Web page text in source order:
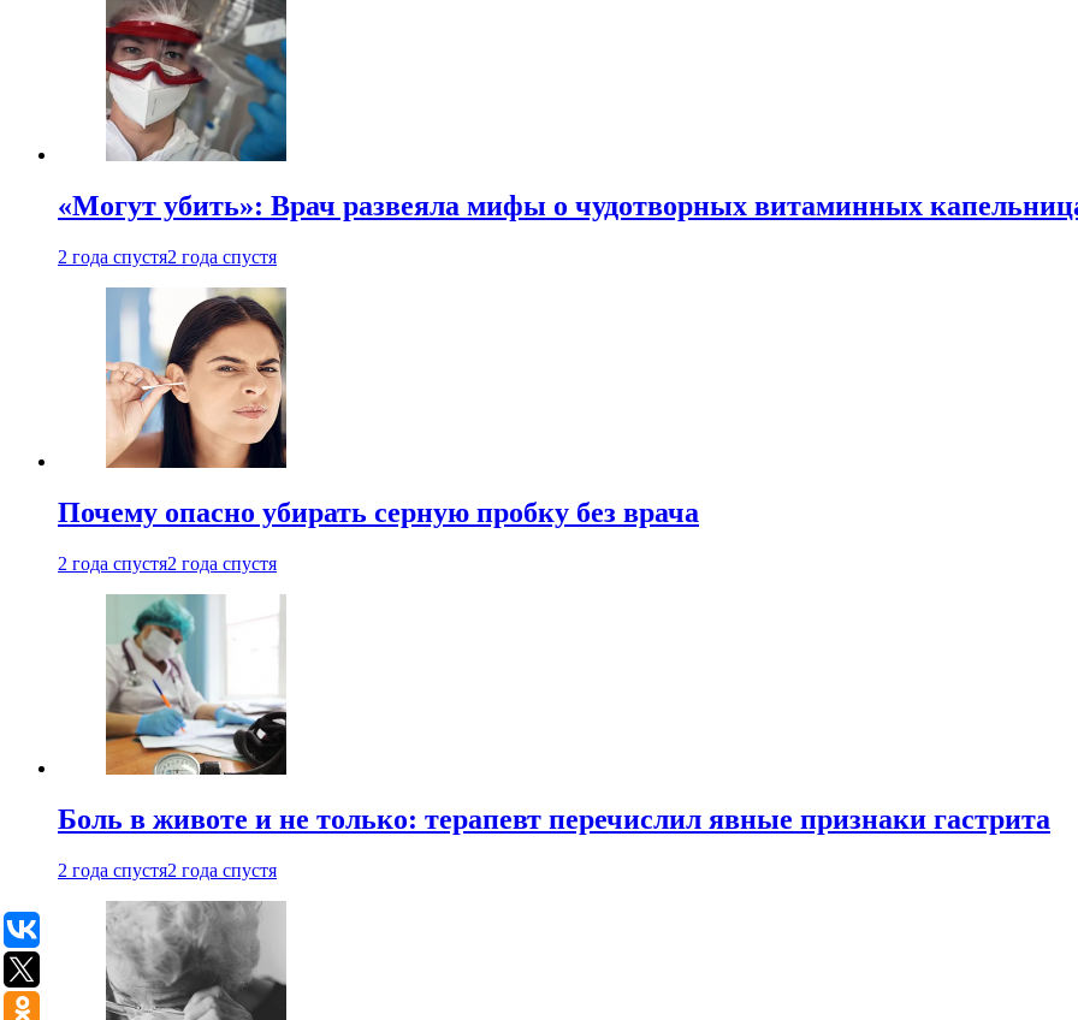
«Могут убить»: Врач развеяла мифы о чудотворных витаминных
2 года спустя2 года спустя
Почему опасно убирать серную пробку без врача
2 года спустя2 года спустя
Боль в животе и не только: терапевт перечислил явные признаки гастрита
2 года спустя2 года спустя